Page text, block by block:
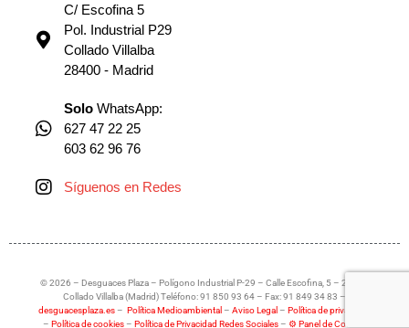
C/ Escofina 5
Pol. Industrial P29
Collado Villalba
28400 - Madrid
Solo WhatsApp:
627 47 22 25
603 62 96 76
Síguenos en Redes
© 2026 – Desguaces Plaza – Polígono Industrial P-29 – Calle Escofina, 5 – 28400
Collado Villalba (Madrid) Teléfono: 91 850 93 64 – Fax: 91 849 34 83 –
desguacesplaza.es – Política Medioambiental – Aviso Legal – Política de privacidad
– Política de cookies– Política de Privacidad Redes Sociales– ⚙ Panel de Cookies